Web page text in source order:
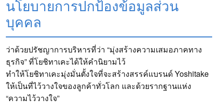
นโยบายการปกป้องข้อมูลส่วน
บุคคล
ว่าด้วยปรัชญาการบริหารที่ว่า “มุ่งสร้างความเสมอภาคทาง
ธุรกิจ” ที่โยชิทาเคะได้ให้คำนิยามไว้
ทำให้โยชิทาเคะมุ่งมั่นตั้งใจที่จะสร้างสรรค์แบรนด์ Yoshitake
ให้เป็นที่ไว้วางใจของลูกค้าทั่วโลก และด้วยรากฐานแห่ง
“ความไว้วางใจ”